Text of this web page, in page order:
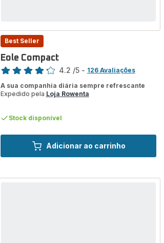
Adicionar ao carrinho
Best Seller
Eole Compact
Classificação
4.2 /5 - 126 Avaliações
A sua companhia diária sempre refrescante
Expedido pela Loja Rowenta
Stock disponível